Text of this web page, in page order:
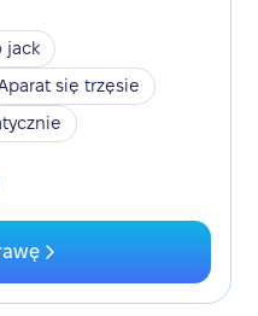
jack
się trzęsie